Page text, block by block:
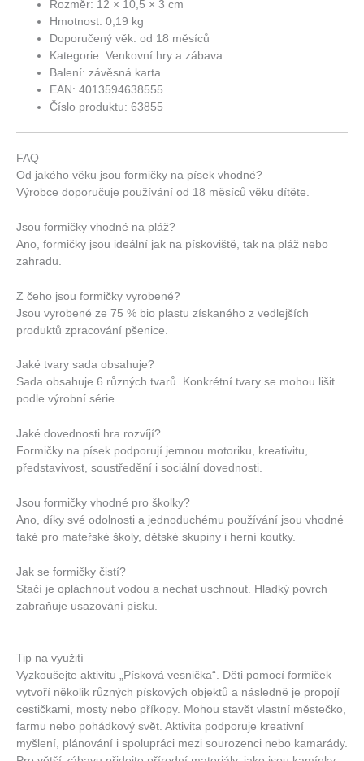
Rozměr: 12 × 10,5 × 3 cm
Hmotnost: 0,19 kg
Doporučený věk: od 18 měsíců
Kategorie: Venkovní hry a zábava
Balení: závěsná karta
EAN: 4013594638555
Číslo produktu: 63855
FAQ
Od jakého věku jsou formičky na písek vhodné?
Výrobce doporučuje používání od 18 měsíců věku dítěte.
Jsou formičky vhodné na pláž?
Ano, formičky jsou ideální jak na pískoviště, tak na pláž nebo
zahradu.
Z čeho jsou formičky vyrobené?
Jsou vyrobené ze 75 % bio plastu získaného z vedlejších
produktů zpracování pšenice.
Jaké tvary sada obsahuje?
Sada obsahuje 6 různých tvarů. Konkrétní tvary se mohou lišit
podle výrobní série.
Jaké dovednosti hra rozvíjí?
Formičky na písek podporují jemnou motoriku, kreativitu,
představivost, soustředění i sociální dovednosti.
Jsou formičky vhodné pro školky?
Ano, díky své odolnosti a jednoduchému používání jsou vhodné
také pro mateřské školy, dětské skupiny i herní koutky.
Jak se formičky čistí?
Stačí je opláchnout vodou a nechat uschnout. Hladký povrch
zabraňuje usazování písku.
Tip na využití
Vyzkoušejte aktivitu „Písková vesnička“. Děti pomocí formiček
vytvoří několik různých pískových objektů a následně je propojí
cestičkami, mosty nebo příkopy. Mohou stavět vlastní městečko,
farmu nebo pohádkový svět. Aktivita podporuje kreativní
myšlení, plánování i spolupráci mezi sourozenci nebo kamarády.